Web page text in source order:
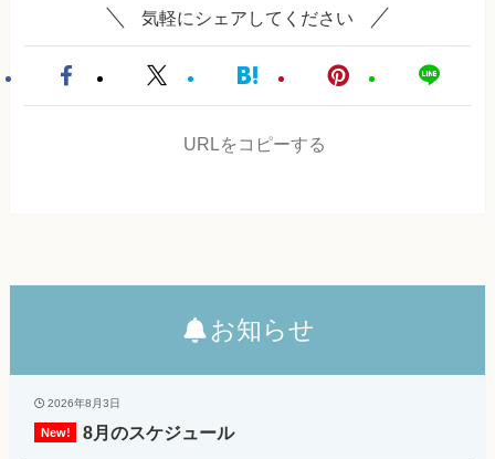
気軽にシェアしてください
URLをコピーする
お知らせ
2026年8月3日
8月のスケジュール